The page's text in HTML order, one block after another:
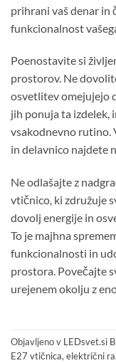
prihrani vaš denar in
funkcionalnost
Poenostavite si
prostorov. Ne
osvetlitev omejujejo
jih ponuja ta izdelek,
vsakodnevno rutino.
in delavnico najdete
Ne odlašajte z
vtičnico, ki združuje
dovolj energije in
To je majhna
funkcionalnosti in
prostora. Povečajte
urejenem okolju z
Objavljeno v LEDsvet.si
E27 vtičnica,električni